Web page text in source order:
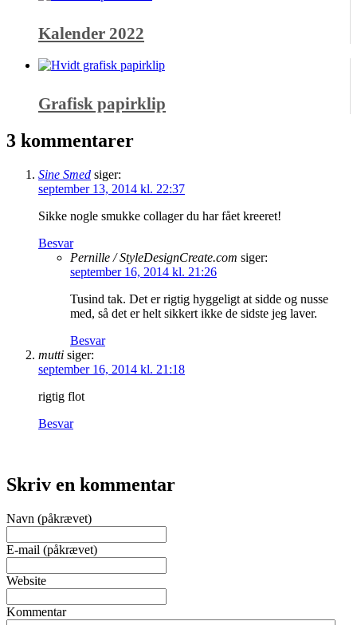
Kalender 2022
Grafisk papirklip
3 kommentarer
Sine Smed siger:
september 13, 2014 kl. 22:37
Sikke nogle smukke collager du har fået kreeret!
Besvar
Pernille / StyleDesignCreate.com siger:
september 16, 2014 kl. 21:26
Tusind tak. Det er rigtig hyggeligt at sidde og nusse
med, så det er helt sikkert ikke de sidste jeg laver.
Besvar
mutti siger:
september 16, 2014 kl. 21:18
rigtig flot
Besvar
Skriv en kommentar
Navn (påkrævet)
E-mail (påkrævet)
Website
Kommentar